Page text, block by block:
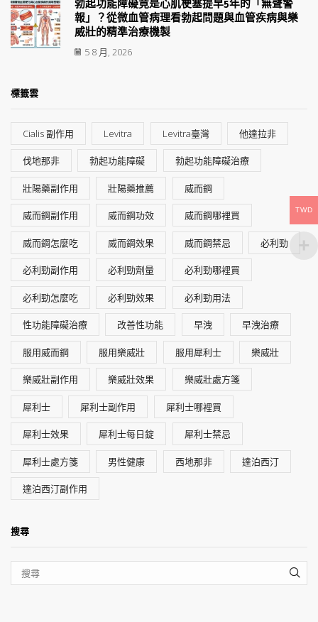
勃起功能障礙竟是心肌梗塞提早5年的「無聲警
報」？從微血管病理看勃起問題與血管疾病與樂
威壯的精準治療機製
5 8 月, 2026
標籤雲
Cialis 副作用 Levitra Levitra臺灣 他達拉非
伐地那非 勃起功能障礙 勃起功能障礙治療
壯陽藥副作用 壯陽藥推薦 威而鋼
威而鋼副作用 威而鋼功效 威而鋼哪裡買
威而鋼怎麼吃 威而鋼效果 威而鋼禁忌 必利勁
必利勁副作用 必利勁劑量 必利勁哪裡買
必利勁怎麼吃 必利勁效果 必利勁用法
性功能障礙治療 改善性功能 早洩 早洩治療
服用威而鋼 服用樂威壯 服用犀利士 樂威壯
樂威壯副作用 樂威壯效果 樂威壯處方箋
犀利士 犀利士副作用 犀利士哪裡買
犀利士效果 犀利士每日錠 犀利士禁忌
犀利士處方箋 男性健康 西地那非 達泊西汀
達泊西汀副作用
搜尋
TWD